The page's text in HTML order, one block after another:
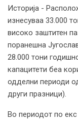
Историја -
изнесуваа 33.000
високо заштитен
поранешна
28.000 тони
капацитети беа
одделни периоди
други празници).
Во периодот по екс